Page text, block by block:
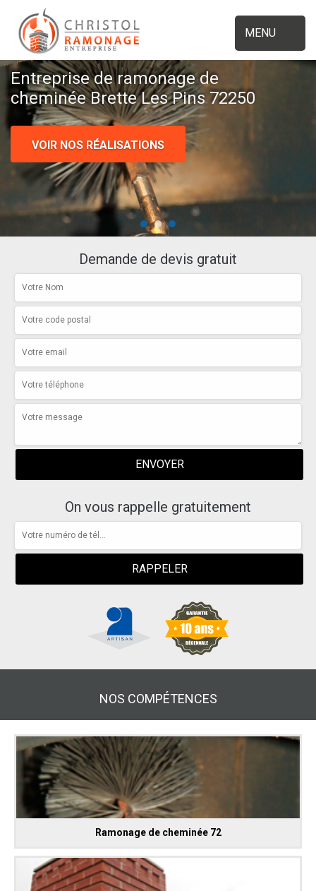
MENU
Entreprise de ramonage de
cheminée Brette Les Pins 72250
VOIR NOS RÉALISATIONS
Demande de devis gratuit
On vous rappelle gratuitement
NOS COMPÉTENCES
Ramonage de cheminée 72